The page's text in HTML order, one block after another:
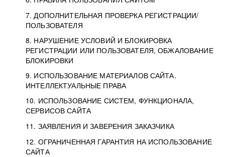
7. ДОПОЛНИТЕЛЬНАЯ ПРОВЕРКА РЕГИСТРАЦИИ/
ПОЛЬЗОВАТЕЛЯ
8. НАРУШЕНИЕ УСЛОВИЙ И БЛОКИРОВКА
РЕГИСТРАЦИИ ИЛИ ПОЛЬЗОВАТЕЛЯ, ОБЖАЛОВАНИЕ
БЛОКИРОВКИ
9. ИСПОЛЬЗОВАНИЕ МАТЕРИАЛОВ САЙТА.
ИНТЕЛЛЕКТУАЛЬНЫЕ ПРАВА
10. ИСПОЛЬЗОВАНИЕ СИСТЕМ, ФУНКЦИОНАЛА,
СЕРВИСОВ САЙТА
11. ЗАЯВЛЕНИЯ И ЗАВЕРЕНИЯ ЗАКАЗЧИКА
12. ОГРАНИЧЕННАЯ ГАРАНТИЯ НА ИСПОЛЬЗОВАНИЕ
САЙТА